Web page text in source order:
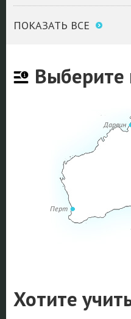
ПОКАЗАТЬ ВСЕ
Выберите
Перт
Дарвин
Хотите